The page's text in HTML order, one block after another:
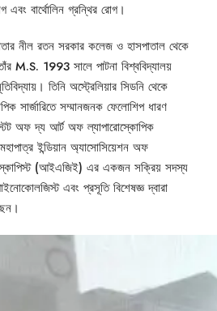
এবং বার্থোলিন গ্রন্থির রোগ।
নীল রতন সরকার কলেজ ও হাসপাতাল থেকে
M.S. 1993 সালে পাটনা বিশ্ববিদ্যালয়
তিনি অস্ট্রেলিয়ার সিডনি থেকে
সার্জারিতে সম্মানজনক ফেলোশিপ ধারণ
অফ দ্য আর্ট অফ ল্যাপারোস্কোপিক
ইন্ডিয়ান অ্যাসোসিয়েশন অফ
(আইএজিই) এর একজন সক্রিয় সদস্য
এবং প্রসূতি বিশেষজ্ঞ দ্বারা